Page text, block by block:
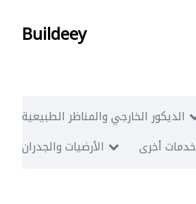
Buildeey
الديكور الخارجي والمناظر الطبيعية
الأرضيات والجدران
خدمات أخرى